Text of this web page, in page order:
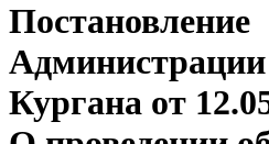
Постановление
Администрации
Кургана от